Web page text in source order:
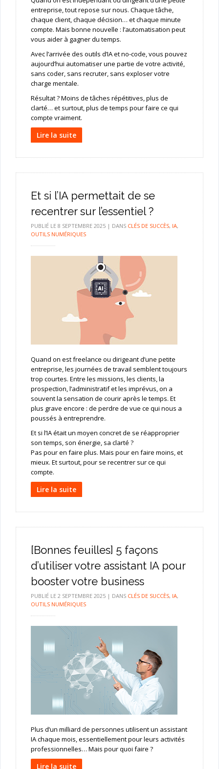
entreprise, tout repose sur nous. Chaque tâche,
chaque client, chaque décision… et chaque minute
compte. Mais bonne nouvelle : l’automatisation peut
vous aider à gagner du temps.
Avec l’arrivée des outils d’IA et no-code, vous pouvez
aujourd’hui automatiser une partie de votre activité,
sans coder, sans recruter, sans exploser votre
charge mentale.
Résultat ? Moins de tâches répétitives, plus de
clarté… et surtout, plus de temps pour faire ce qui
compte vraiment.
Lire la suite
Et si l’IA permettait de se
recentrer sur l’essentiel ?
PUBLIÉ LE 8 SEPTEMBRE 2025| DANS CLÉS DE SUCCÈS, IA,
OUTILS NUMÉRIQUES
Quand on est freelance ou dirigeant d’une petite
entreprise, les journées de travail semblent toujours
trop courtes. Entre les missions, les clients, la
prospection, l’administratif et les imprévus, on a
souvent la sensation de courir après le temps. Et
plus grave encore : de perdre de vue ce qui nous a
poussés à entreprendre.
Et si l’IA était un moyen concret de se réapproprier
son temps, son énergie, sa clarté ?
Pas pour en faire plus. Mais pour en faire moins, et
mieux. Et surtout, pour se recentrer sur ce qui
compte.
Lire la suite
[Bonnes feuilles] 5 façons
d’utiliser votre assistant IA pour
booster votre business
PUBLIÉ LE 2 SEPTEMBRE 2025| DANS CLÉS DE SUCCÈS, IA,
OUTILS NUMÉRIQUES
Plus d’un milliard de personnes utilisent un assistant
IA chaque mois, essentiellement pour leurs activités
professionnelles… Mais pour quoi faire ?
Lire la suite